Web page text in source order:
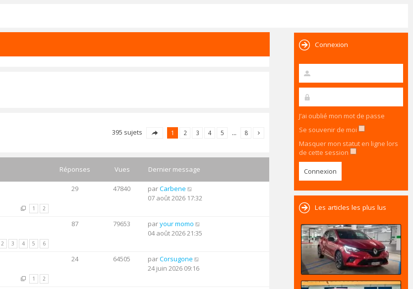
395 sujets 1 2 3 4 5 … 8
Réponses Vues Dernier message
1 2
29 47840 parCarbene
07 août 2026 17:32
2 3 4 5 6
87 79653 paryour momo
04 août 2026 21:35
1 2
24 64505 parCorsugone
24 juin 2026 09:16
Connexion
J’ai oublié mon mot de passe
Se souvenir de moi
Masquer mon statut en ligne lors
de cette session
Les articles les plus lus